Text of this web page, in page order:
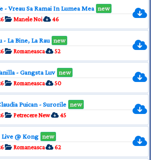
- Vreau Sa Ramai In Lumea Mea new
Manele Noi 46
La Bine, La Rau new
Romaneasca 52
- Gangsta Luv new
Romaneasca 50
Puican - Surorile new
Petrecere New 45
Live @ Kong new
Romaneasca 62